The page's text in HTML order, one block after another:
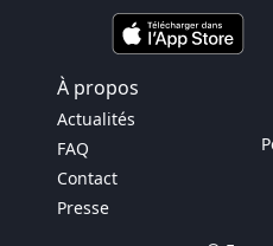
À propos
Actualités
FAQ
Contact
Presse